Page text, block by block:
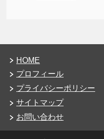
HOME
プロフィール
プライバシーポリシー
サイトマップ
お問い合わせ